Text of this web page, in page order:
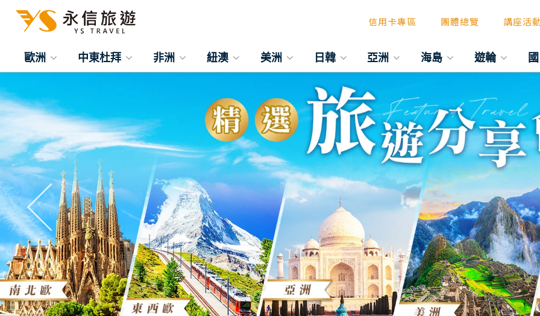
信用卡專區 團體總覽 講座活
歐洲 中東杜拜 非洲 紐澳 美洲 日韓 亞洲 海島 遊輪
往前